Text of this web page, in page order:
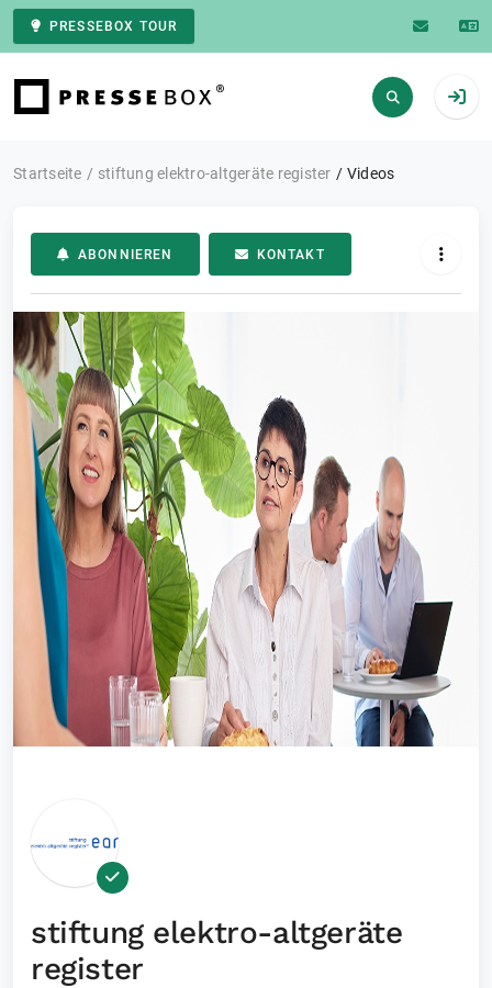
PRESSEBOX TOUR
Zur Startseite
Startseite stiftung elektro-altgeräte register Videos
ABONNIEREN KONTAKT
stiftung elektro-altgeräte
register